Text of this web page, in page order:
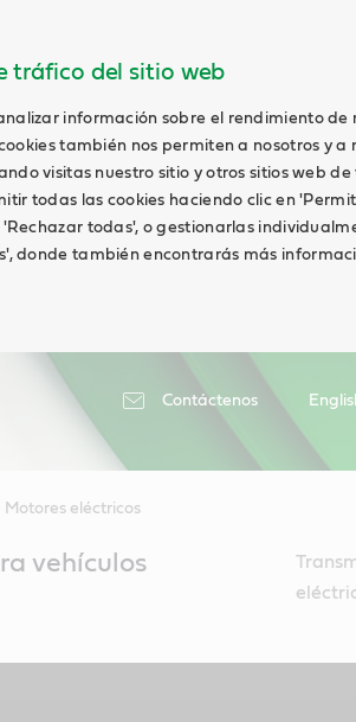
tráfico del sitio web
información sobre el rendimiento de
también nos permiten a nosotros y a
visitas nuestro sitio y otros sitios web de
todas las cookies haciendo clic en
todas', o gestionarlas
donde también encontrarás más
Contáctenos
Motores eléctricos
vehículos